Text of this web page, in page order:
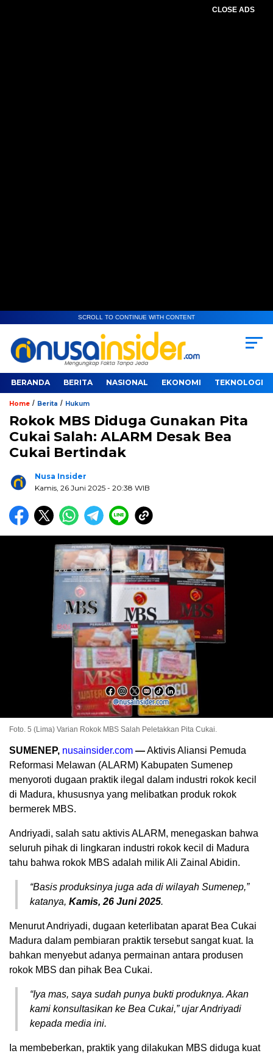
CLOSE ADS
SCROLL TO CONTINUE WITH CONTENT
BERANDA BERITA NASIONAL EKONOMI TEKNOLOGI
Home / Berita / Hukum
Rokok MBS Diduga Gunakan Pita
Cukai Salah: ALARM Desak Bea
Cukai Bertindak
Nusa Insider
Kamis, 26 Juni 2025 - 20:38 WIB
Foto. 5 (Lima) Varian Rokok MBS Salah Peletakkan Pita Cukai.
SUMENEP, nusainsider.com —Aktivis Aliansi Pemuda
Reformasi Melawan (ALARM) Kabupaten Sumenep
menyoroti dugaan praktik ilegal dalam industri rokok kecil
di Madura, khususnya yang melibatkan produk rokok
bermerek MBS.
Andriyadi, salah satu aktivis ALARM, menegaskan bahwa
seluruh pihak di lingkaran industri rokok kecil di Madura
tahu bahwa rokok MBS adalah milik Ali Zainal Abidin.
“Basis produksinya juga ada di wilayah Sumenep,”
katanya, Kamis, 26 Juni 2025.
Menurut Andriyadi, dugaan keterlibatan aparat Bea Cukai
Madura dalam pembiaran praktik tersebut sangat kuat. Ia
bahkan menyebut adanya permainan antara produsen
rokok MBS dan pihak Bea Cukai.
“Iya mas, saya sudah punya bukti produknya. Akan
kami konsultasikan ke Bea Cukai,” ujar Andriyadi
kepada media ini.
Ia membeberkan, praktik yang dilakukan MBS diduga kuat